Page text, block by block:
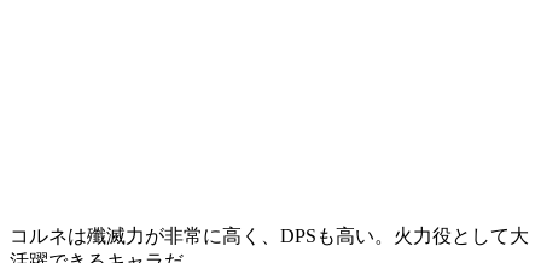
コルネは殲滅力が非常に高く、DPSも高い。火力役として大